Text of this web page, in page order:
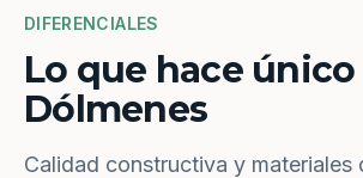
DIFERENCIALES
Lo que hace único
Dólmenes
Calidad constructiva y materiales